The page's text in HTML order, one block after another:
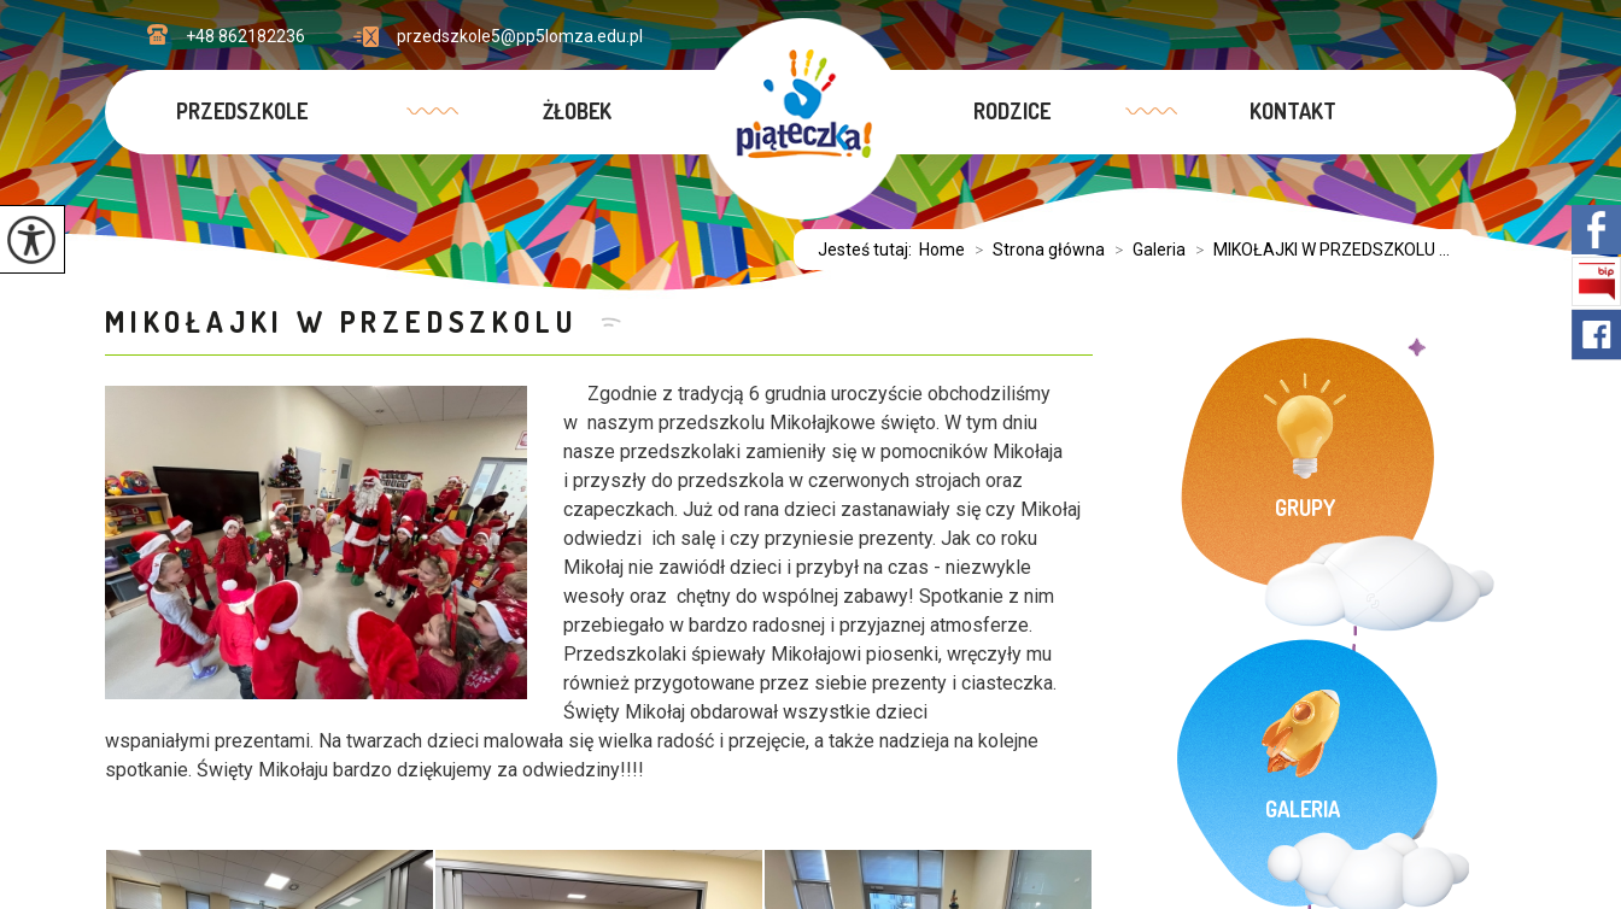
przedszkole5@pp5lomza.edu.pl
+48 862182236
PRZEDSZKOLE ŻŁOBEK RODZICE KONTAKT
Jesteś tutaj: Home > Strona główna > Galeria > MIKOŁAJKI W PRZEDSZKOLU ...
MIKOŁAJKI W PRZEDSZKOLU
Zgodnie z tradycją 6 grudnia uroczyście obchodziliśmy
w naszym przedszkolu Mikołajkowe święto. W tym dniu
nasze przedszkolaki zamieniły się w pomocników Mikołaja
i przyszły do przedszkola w czerwonych strojach oraz
czapeczkach. Już od rana dzieci zastanawiały się czy Mikołaj
odwiedzi ich salę i czy przyniesie prezenty. Jak co roku
Mikołaj nie zawiódł dzieci i przybył na czas - niezwykle
wesoły oraz chętny do wspólnej zabawy! Spotkanie z nim
przebiegało w bardzo radosnej i przyjaznej atmosferze.
Przedszkolaki śpiewały Mikołajowi piosenki, wręczyły mu
również przygotowane przez siebie prezenty i ciasteczka.
Święty Mikołaj obdarował wszystkie dzieci
wspaniałymi prezentami. Na twarzach dzieci malowała się wielka radość i przejęcie, a także nadzieja na kolejne
spotkanie. Święty Mikołaju bardzo dziękujemy za odwiedziny!!!!
GRUPY
GALERIA